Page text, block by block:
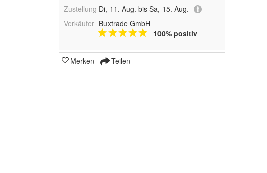
Zustellung Di, 11. Aug. bis Sa, 15. Aug.
Verkäufer Buxtrade GmbH
100% positiv
Merken Teilen